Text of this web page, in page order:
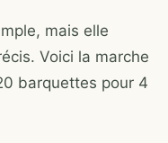
mais elle
Voici la marche
barquettes pour 4